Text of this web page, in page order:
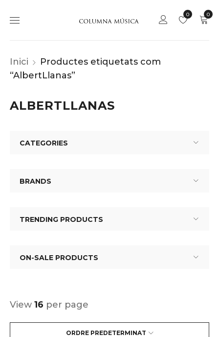
0
0
Inici
Productes etiquetats com
“AlbertLlanas”
ALBERTLLANAS
CATEGORIES
BRANDS
TRENDING PRODUCTS
ON-SALE PRODUCTS
ORDRE PREDETERMINAT
View 16 per page